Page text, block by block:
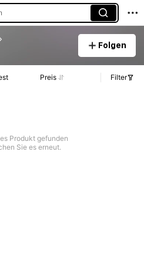
Folgen
Preis Filter
Produkt gefunden
Sie es erneut.